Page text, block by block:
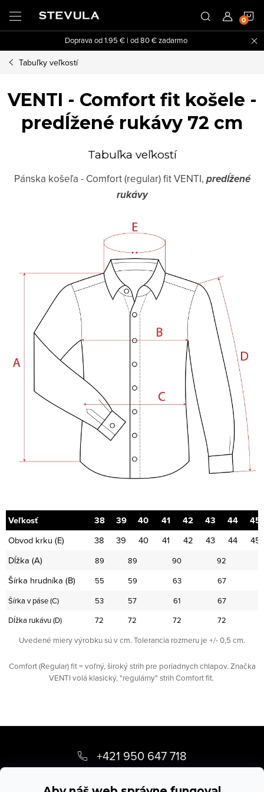
obsah
Doprava od 1.95 € | od 80 € zadarmo
Tabuľky veľkostí
VENTI - Comfort fit košele -
predĺžené rukávy 72 cm
Tabuľka veľkostí
Pánska košeľa - Comfort (regular) fit VENTI,predĺžené
rukávy
Veľkosť 38 39 40 41 42 43 44
45
Obvod krku (E)
38 39 40 41 42 43 44
45
Dĺžka (A)
89 89 90 92
Šírka hrudníka (B) 55 59 63 67
Šírka v páse (C)
53 57 61 67
Dĺžka rukávu (D)
72 72 72 72
Uvedené miery výrobku sú v cm. Tolerancia rozmeru je +/- 0,5 cm.
Comfort (Regular) fit = voľný, široký strih pre poriadnych chlapov. Značka
VENTI volá klasický, "regulárny" strih Comfort fit.
p
+421 950 647 718